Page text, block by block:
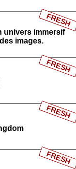
univers immersif
images.
FRESH
FRESH
FRESH
FRESH